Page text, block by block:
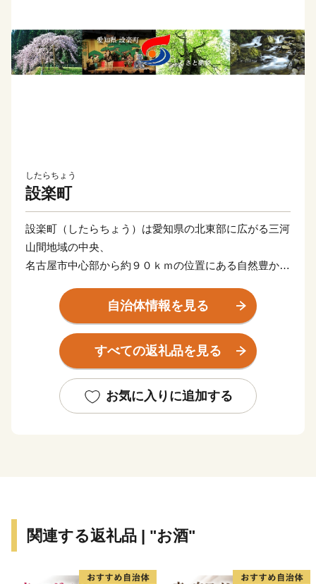
したらちょう
設楽町
設楽町（したらちょう）は愛知県の北東部に広がる三河
山間地域の中央、
名古屋市中心部から約９０ｋｍの位置にある自然豊かな
面積の約９割を占める森林は、愛知県の生活を支えてい
る豊川・矢作川・天竜川の水源地。
愛知の100名山にも選ばれる数々の山に囲まれ、美しい
季節の移りゆく彩りが、まちをさまざまな表情に変えて
自治体情報を見る
すべての返礼品を見る
お気に入りに追加する
関連する返礼品 | "お酒"